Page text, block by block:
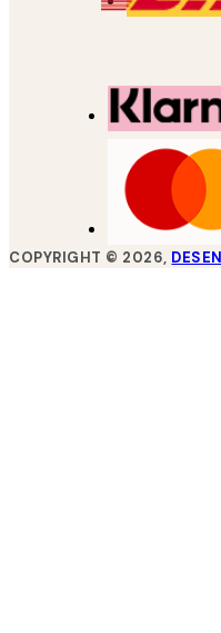
COPYRIGHT © 2026,